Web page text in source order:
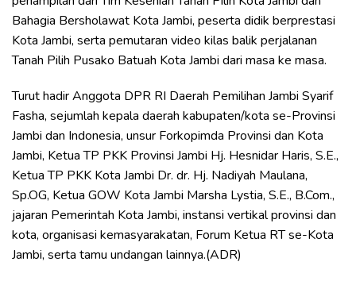
Bahagia Bersholawat Kota Jambi, peserta didik berprestasi
Kota Jambi, serta pemutaran video kilas balik perjalanan
Tanah Pilih Pusako Batuah Kota Jambi dari masa ke masa.
Turut hadir Anggota DPR RI Daerah Pemilihan Jambi Syarif
Fasha, sejumlah kepala daerah kabupaten/kota se-Provinsi
Jambi dan Indonesia, unsur Forkopimda Provinsi dan Kota
Jambi, Ketua TP PKK Provinsi Jambi Hj. Hesnidar Haris, S.E.,
Ketua TP PKK Kota Jambi Dr. dr. Hj. Nadiyah Maulana,
Sp.OG, Ketua GOW Kota Jambi Marsha Lystia, S.E., B.Com.,
jajaran Pemerintah Kota Jambi, instansi vertikal provinsi dan
kota, organisasi kemasyarakatan, Forum Ketua RT se-Kota
Jambi, serta tamu undangan lainnya.(ADR)